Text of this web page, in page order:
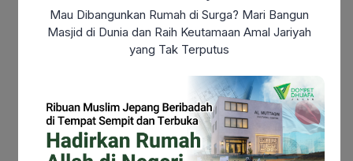
belakangnya.
10 Cara Memaknai Hari
Kemerdekaan Indonesia dengan Aksi Nyata
Dengan meneladani akhlak Rasulullah, kita bukan
hanya memperingati kelahirannya, tetapi juga
Mau Dibangunkan Rumah di Surga? Mari Bangun
Masjid di Dunia dan Raih Keutamaan Amal Jariyah
yang Tak Terputus